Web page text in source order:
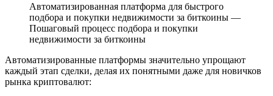
Автоматизированная платформа для быстрого
подбора и покупки недвижимости за биткоины —
Пошаговый процесс подбора и покупки
недвижимости за биткоины
Автоматизированные платформы значительно упрощают
каждый этап сделки, делая их понятными даже для новичков
рынка криптовалют: